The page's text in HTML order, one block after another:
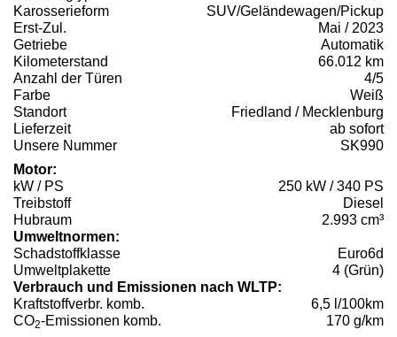
Karosserieform
SUV/Geländewagen/Pickup
Erst-Zul.
Mai / 2023
Getriebe
Automatik
Kilometerstand
66.012 km
Anzahl der Türen
4/5
Farbe
Weiß
Standort
Friedland / Mecklenburg
Lieferzeit
ab sofort
Unsere Nummer
SK990
Motor:
kW / PS
250 kW / 340 PS
Treibstoff
Diesel
Hubraum
2.993 cm³
Umweltnormen:
Schadstoffklasse
Euro6d
Umweltplakette
4 (Grün)
Verbrauch und Emissionen nach WLTP:
Kraftstoffverbr. komb.
6,5 l/100km
CO2-Emissionen komb. 170 g/km